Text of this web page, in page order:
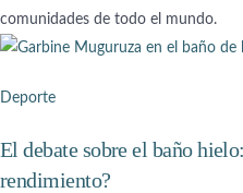
comunidades de todo el mundo.
Deporte
El debate sobre el baño
rendimiento?